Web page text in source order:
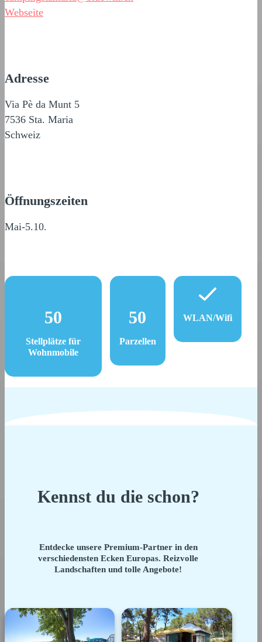
Webseite
Adresse
Via Pè da Munt 5
7536 Sta. Maria
Schweiz
Öffnungszeiten
Mai-5.10.
50
Stellplätze für
Wohnmobile
50
Parzellen
WLAN/Wifi
Kennst du die schon?
Entdecke unsere Premium-Partner in den
verschiedensten Ecken Europas. Reizvolle
Landschaften und tolle Angebote!